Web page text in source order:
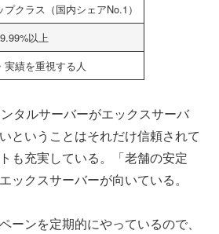
プクラス（国内シェアNo.1）
以上
実績を重視する人
タルサーバーがエックスサーバ
ということはそれだけ信頼されて
も充実している。「老舗の安定
ックスサーバーが向いている。
ーンを定期的にやっているので、